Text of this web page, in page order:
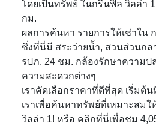
โดยเป็นทรัพย์ ในกรีนฟิล วิลล่า
กม.
ผลการค้นหา รายการให้เช่าใน
ซึ่งที่นี่มี สระว่ายน้ำ, สวนส่วนกล
รปภ. 24 ชม. กล้องรักษาความป
ความสะดวกต่างๆ
เราคัดเลือกราคาที่ดีที่สุด เริ่มต้
เราเพื่อค้นหาทรัพย์ที่เหมาะสม
วิลล่า 1! หรือ คลิกที่นี่เพื่อชม